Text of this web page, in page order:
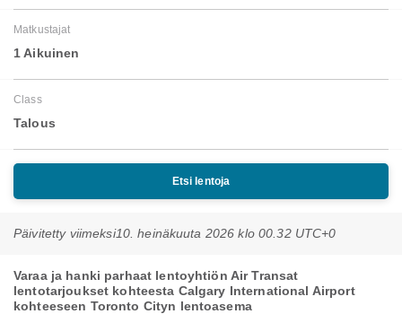
Matkustajat
1 Aikuinen
Class
Talous
Etsi lentoja
Päivitetty viimeksi10. heinäkuuta 2026 klo 00.32 UTC+0
Varaa ja hanki parhaat lentoyhtiön Air Transat
lentotarjoukset kohteesta Calgary International Airport
kohteeseen Toronto Cityn lentoasema